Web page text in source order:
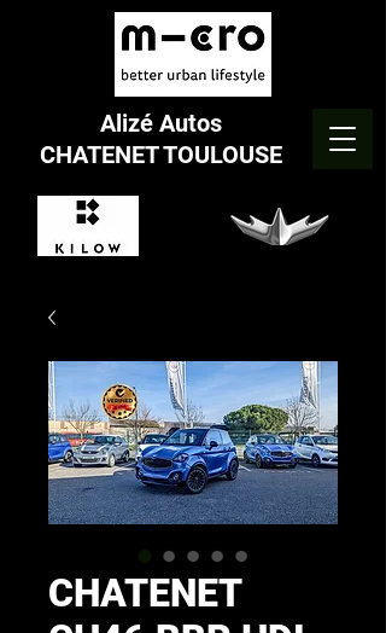
Alizé Autos
CHATENET TOULOUSE
CHATENET